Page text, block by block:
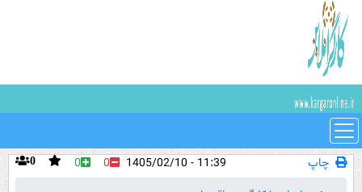
چاپ 0 0 0
11:39 - 1405/02/10